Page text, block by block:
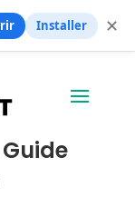
Installer ✕